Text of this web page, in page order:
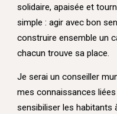
solidaire, apaisée et
simple : agir avec bon
construire ensemble un
chacun trouve sa place.
Je serai un conseiller
mes connaissances
sensibiliser les habitants